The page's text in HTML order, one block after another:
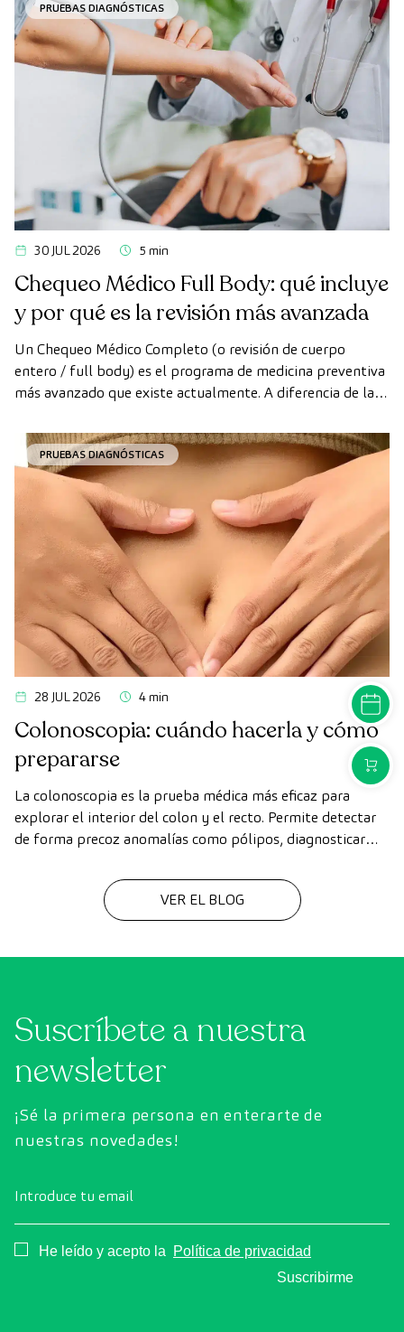
PEDIR
PRUEBAS DIAGNÓSTICAS
30 JUL 2026 5 min
Chequeo Médico Full Body: qué incluye
y por qué es la revisión más avanzada
Un Chequeo Médico Completo (o revisión de cuerpo
entero / full body) es el programa de medicina preventiva
más avanzado que existe actualmente. A diferencia de las
tecnología de diagnóstico por la imagen de última
generación para evaluar de forma exhaustiva el estado de
los órganos vitales, el sistema vascular y el cerebro antes
de que aparezcan los primeros síntomas.
PRUEBAS DIAGNÓSTICAS
28 JUL 2026 4 min
Colonoscopia: cuándo hacerla y cómo
prepararse
La colonoscopia es la prueba médica más eficaz para
explorar el interior del colon y el recto. Permite detectar
de forma precoz anomalías como pólipos, diagnosticar
VER EL BLOG
Suscríbete a nuestra
newsletter
¡Sé la primera persona en enterarte de
nuestras novedades!
Introduce tu email
Consentimiento
He leído y acepto la
Política de privacidad
Suscribirme